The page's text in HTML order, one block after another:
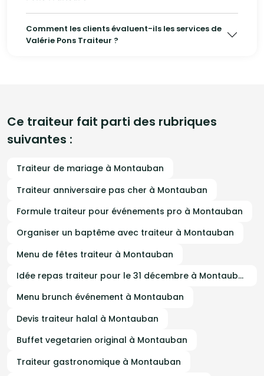
Comment les clients évaluent-ils les services de
Valérie Pons Traiteur ?
Ce traiteur fait parti des rubriques
suivantes :
Traiteur de mariage à Montauban
Traiteur anniversaire pas cher à Montauban
Formule traiteur pour événements pro à Montauban
Organiser un baptême avec traiteur à Montauban
Menu de fêtes traiteur à Montauban
Idée repas traiteur pour le 31 décembre à Montauban
Menu brunch événement à Montauban
Devis traiteur halal à Montauban
Buffet vegetarien original à Montauban
Traiteur gastronomique à Montauban